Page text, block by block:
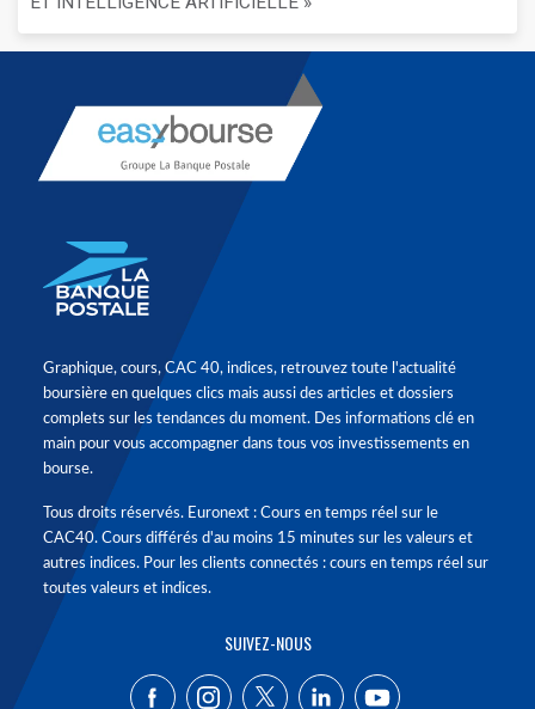
Graphique, cours, CAC 40, indices, retrouvez toute l'actualité
boursière en quelques clics mais aussi des articles et dossiers
complets sur les tendances du moment. Des informations clé en
main pour vous accompagner dans tous vos investissements en
bourse.
Tous droits réservés. Euronext : Cours en temps réel sur le
CAC40. Cours différés d'au moins 15 minutes sur les valeurs et
autres indices. Pour les clients connectés : cours en temps réel sur
toutes valeurs et indices.
SUIVEZ-NOUS